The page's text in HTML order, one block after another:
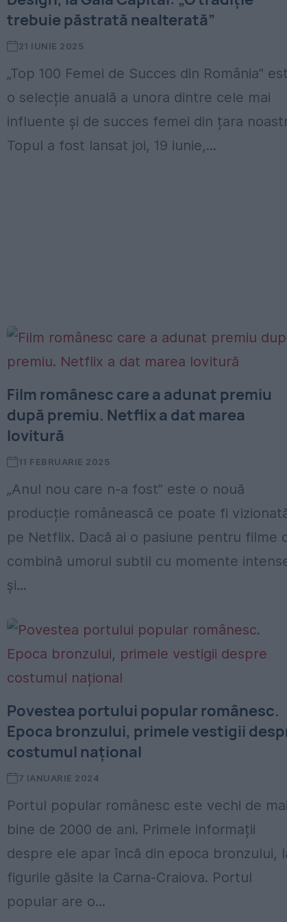
trebuie păstrată nealterată”
21 IUNIE 2025
„Top 100 Femei de Succes din România”
o selecție anuală a unora dintre cele mai
influente și de succes femei din țara
Topul a fost lansat joi, 19 iunie,...
Film românesc care a adunat premiu
după premiu. Netflix a dat marea
lovitură
11 FEBRUARIE 2025
„Anul nou care n-a fost” este o nouă
producție românească ce poate fi
pe Netflix. Dacă ai o pasiune pentru filme
combină umorul subtil cu momente
și...
Povestea portului popular românesc.
Epoca bronzului, primele vestigii
costumul național
7 IANUARIE 2024
Portul popular românesc este vechi de mai
bine de 2000 de ani. Primele informații
despre ele apar încă din epoca bronzului,
figurile găsite la Carna-Craiova. Portul
popular are o...